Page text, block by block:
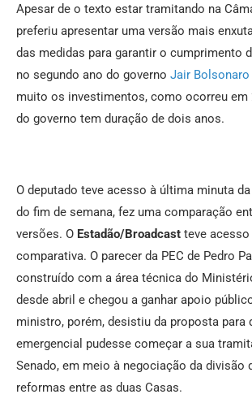
Apesar de o texto estar tramitando na
preferiu apresentar uma versão mais
das medidas para garantir o cumprimento
no segundo ano do governo Jair Bolsonaro
muito os investimentos, como ocorreu em
do governo tem duração de dois anos.
O deputado teve acesso à última minuta
do fim de semana, fez uma comparação
versões. O Estadão/Broadcast teve
comparativa. O parecer da PEC de Pedro
construído com a área técnica do
desde abril e chegou a ganhar apoio
ministro, porém, desistiu da proposta para
emergencial pudesse começar a sua
Senado, em meio à negociação da divisão
reformas entre as duas Casas.